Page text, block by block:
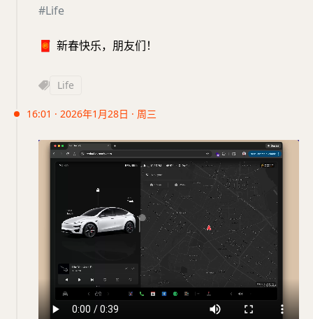
#Life
🧧 新春快乐，朋友们！
Life
16:01 · 2026年1月28日 · 周三